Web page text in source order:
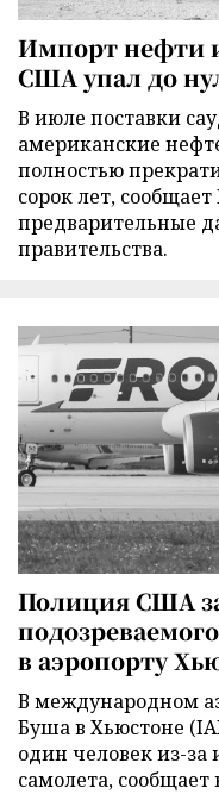
Импорт нефти
США упал до
В июле поставки
американские
полностью
сорок лет,
предварительные
правительства.
Полиция США
в аэропорту
В международном
Буша в Хьюстоне
один человек из-
самолета,